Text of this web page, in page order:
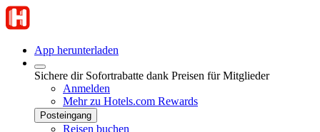
App herunterladen
Sichere dir Sofortrabatte dank Preisen für Mitglieder
Anmelden
Mehr zu Hotels.com Rewards
Posteingang
Reisen buchen